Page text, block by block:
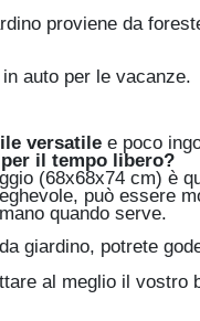
proviene da
auto per le vacanze.
versatilee poco
il tempo libero?
(68x68x74 cm) è
può essere
quando serve.
giardino, potrete
al meglio il vostro